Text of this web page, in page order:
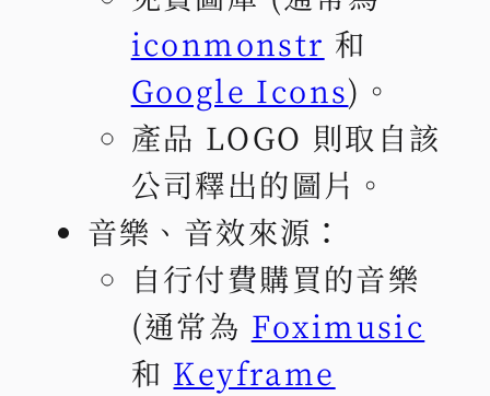
iconmonstr 和
Google Icons)。
產品 LOGO 則取自該
公司釋出的圖片。
音樂、音效來源：
自行付費購買的音樂
(通常為 Foximusic
和 Keyframe